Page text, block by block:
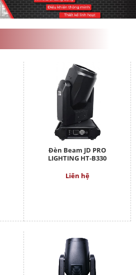
Đèn Beam JD PRO
LIGHTING HT-B330
Liên hệ